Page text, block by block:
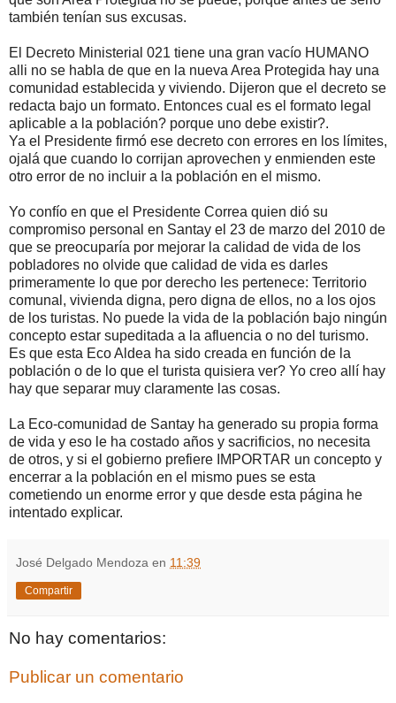
también tenían sus excusas.
El Decreto Ministerial 021 tiene una gran vacío HUMANO
alli no se habla de que en la nueva Area Protegida hay una
comunidad establecida y viviendo. Dijeron que el decreto se
redacta bajo un formato. Entonces cual es el formato legal
aplicable a la población? porque uno debe existir?.
Ya el Presidente firmó ese decreto con errores en los límites,
ojalá que cuando lo corrijan aprovechen y enmienden este
otro error de no incluir a la población en el mismo.
Yo confío en que el Presidente Correa quien dió su
compromiso personal en Santay el 23 de marzo del 2010 de
que se preocuparía por mejorar la calidad de vida de los
pobladores no olvide que calidad de vida es darles
primeramente lo que por derecho les pertenece: Territorio
comunal, vivienda digna, pero digna de ellos, no a los ojos
de los turistas. No puede la vida de la población bajo ningún
concepto estar supeditada a la afluencia o no del turismo.
Es que esta Eco Aldea ha sido creada en función de la
población o de lo que el turista quisiera ver? Yo creo allí hay
hay que separar muy claramente las cosas.
La Eco-comunidad de Santay ha generado su propia forma
de vida y eso le ha costado años y sacrificios, no necesita
de otros, y si el gobierno prefiere IMPORTAR un concepto y
encerrar a la población en el mismo pues se esta
cometiendo un enorme error y que desde esta página he
intentado explicar.
José Delgado Mendoza en 11:39
Compartir
No hay comentarios:
Publicar un comentario